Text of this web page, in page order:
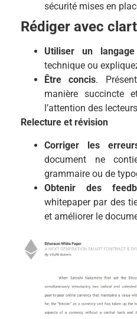
sécurité mises en
Rédiger avec
Utiliser un
technique ou
Être concis.
manière succincte
l’attention des
Relecture et révision
Corriger les
document ne
grammaire ou de
Obtenir des
whitepaper par des
et améliorer le